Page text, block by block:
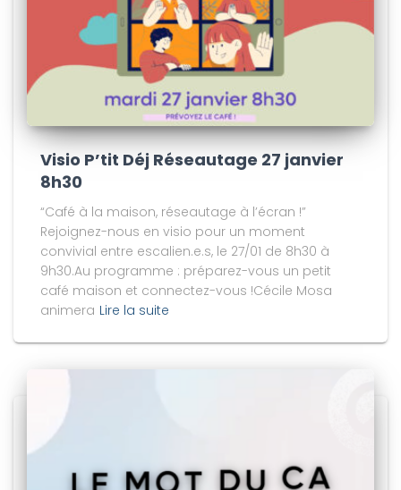
Visio P’tit Déj Réseautage 27 janvier
8h30
“Café à la maison, réseautage à l’écran !”
Rejoignez-nous en visio pour un moment
convivial entre escalien.e.s, le 27/01 de 8h30 à
9h30.Au programme : préparez-vous un petit
café maison et connectez-vous !Cécile Mosa
animera Lire la suite